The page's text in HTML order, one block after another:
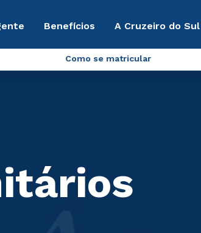
Benefícios A Cruzeiro do
Como se matricular